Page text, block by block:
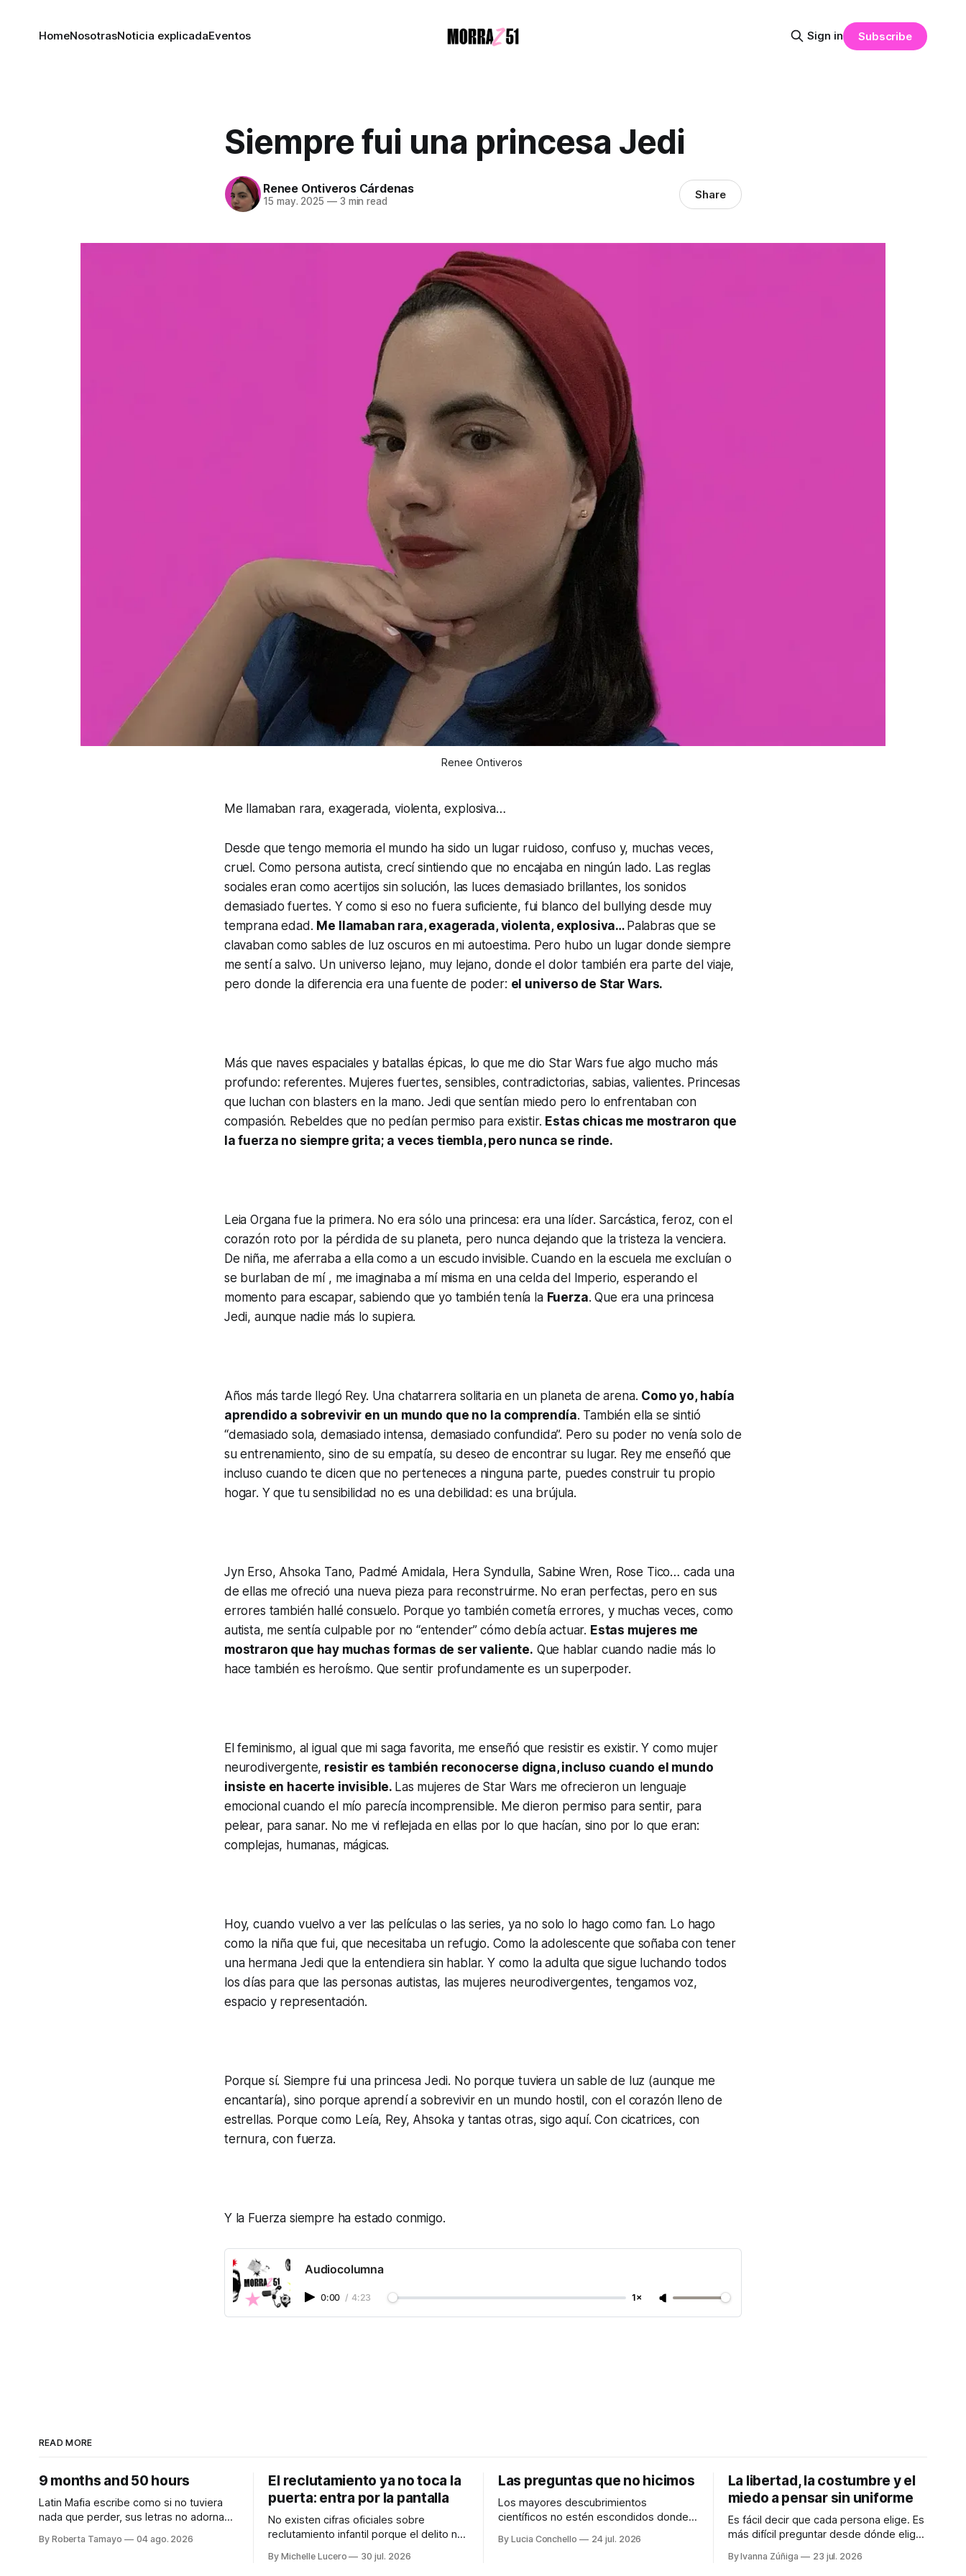
HomeNosotrasNoticia explicadaEventos Sign in Subscribe
Siempre fui una princesa Jedi
Renee Ontiveros Cárdenas
15 may. 2025 —3 min read Share
Renee Ontiveros
Me llamaban rara, exagerada, violenta, explosiva…
Desde que tengo memoria el mundo ha sido un lugar ruidoso, confuso y, muchas veces,
cruel. Como persona autista, crecí sintiendo que no encajaba en ningún lado. Las reglas
sociales eran como acertijos sin solución, las luces demasiado brillantes, los sonidos
demasiado fuertes. Y como si eso no fuera suficiente, fui blanco del bullying desde muy
temprana edad. Me llamaban rara, exagerada, violenta, explosiva… Palabras que se
clavaban como sables de luz oscuros en mi autoestima. Pero hubo un lugar donde siempre
me sentí a salvo. Un universo lejano, muy lejano, donde el dolor también era parte del viaje,
pero donde la diferencia era una fuente de poder: el universo de Star Wars.
Más que naves espaciales y batallas épicas, lo que me dio Star Wars fue algo mucho más
profundo: referentes. Mujeres fuertes, sensibles, contradictorias, sabias, valientes. Princesas
que luchan con blasters en la mano. Jedi que sentían miedo pero lo enfrentaban con
compasión. Rebeldes que no pedían permiso para existir. Estas chicas me mostraron que
la fuerza no siempre grita; a veces tiembla, pero nunca se rinde.
Leia Organa fue la primera. No era sólo una princesa: era una líder. Sarcástica, feroz, con el
corazón roto por la pérdida de su planeta, pero nunca dejando que la tristeza la venciera.
De niña, me aferraba a ella como a un escudo invisible. Cuando en la escuela me excluían o
se burlaban de mí , me imaginaba a mí misma en una celda del Imperio, esperando el
momento para escapar, sabiendo que yo también tenía la Fuerza. Que era una princesa
Jedi, aunque nadie más lo supiera.
Años más tarde llegó Rey. Una chatarrera solitaria en un planeta de arena. Como yo, había
aprendido a sobrevivir en un mundo que no la comprendía. También ella se sintió
“demasiado sola, demasiado intensa, demasiado confundida”. Pero su poder no venía solo de
su entrenamiento, sino de su empatía, su deseo de encontrar su lugar. Rey me enseñó que
incluso cuando te dicen que no perteneces a ninguna parte, puedes construir tu propio
hogar. Y que tu sensibilidad no es una debilidad: es una brújula.
Jyn Erso, Ahsoka Tano, Padmé Amidala, Hera Syndulla, Sabine Wren, Rose Tico… cada una
de ellas me ofreció una nueva pieza para reconstruirme. No eran perfectas, pero en sus
errores también hallé consuelo. Porque yo también cometía errores, y muchas veces, como
autista, me sentía culpable por no “entender” cómo debía actuar. Estas mujeres me
mostraron que hay muchas formas de ser valiente. Que hablar cuando nadie más lo
hace también es heroísmo. Que sentir profundamente es un superpoder.
El feminismo, al igual que mi saga favorita, me enseñó que resistir es existir. Y como mujer
neurodivergente, resistir es también reconocerse digna, incluso cuando el mundo
insiste en hacerte invisible. Las mujeres de Star Wars me ofrecieron un lenguaje
emocional cuando el mío parecía incomprensible. Me dieron permiso para sentir, para
pelear, para sanar. No me vi reflejada en ellas por lo que hacían, sino por lo que eran:
complejas, humanas, mágicas.
Hoy, cuando vuelvo a ver las películas o las series, ya no solo lo hago como fan. Lo hago
como la niña que fui, que necesitaba un refugio. Como la adolescente que soñaba con tener
una hermana Jedi que la entendiera sin hablar. Y como la adulta que sigue luchando todos
los días para que las personas autistas, las mujeres neurodivergentes, tengamos voz,
espacio y representación.
Porque sí. Siempre fui una princesa Jedi. No porque tuviera un sable de luz (aunque me
encantaría), sino porque aprendí a sobrevivir en un mundo hostil, con el corazón lleno de
estrellas. Porque como Leía, Rey, Ahsoka y tantas otras, sigo aquí. Con cicatrices, con
ternura, con fuerza.
Y la Fuerza siempre ha estado conmigo.
Audiocolumna
0:00 / 4:23 1×
READ MORE
9 months and 50 hours
Latin Mafia escribe como si no tuviera
nada que perder, sus letras no adornan
sienta bonito, nos lo dicen crudo,
By Roberta Tamayo 04 ago. 2026
El reclutamiento ya no toca la
puerta: entra por la pantalla
No existen cifras oficiales sobre
reclutamiento infantil porque el delito no
autónoma. Audiocolumna0:00/213.361×
By Michelle Lucero 30 jul. 2026
Las preguntas que no hicimos
Los mayores descubrimientos
científicos no estén escondidos donde
aquellos lugares que consideramos
By Lucia Conchello 24 jul. 2026
La libertad, la costumbre y el
miedo a pensar sin uniforme
Es fácil decir que cada persona elige. Es
más difícil preguntar desde dónde elige,
qué miedo y entre cuáles posibilidades.
By Ivanna Zúñiga 23 jul. 2026